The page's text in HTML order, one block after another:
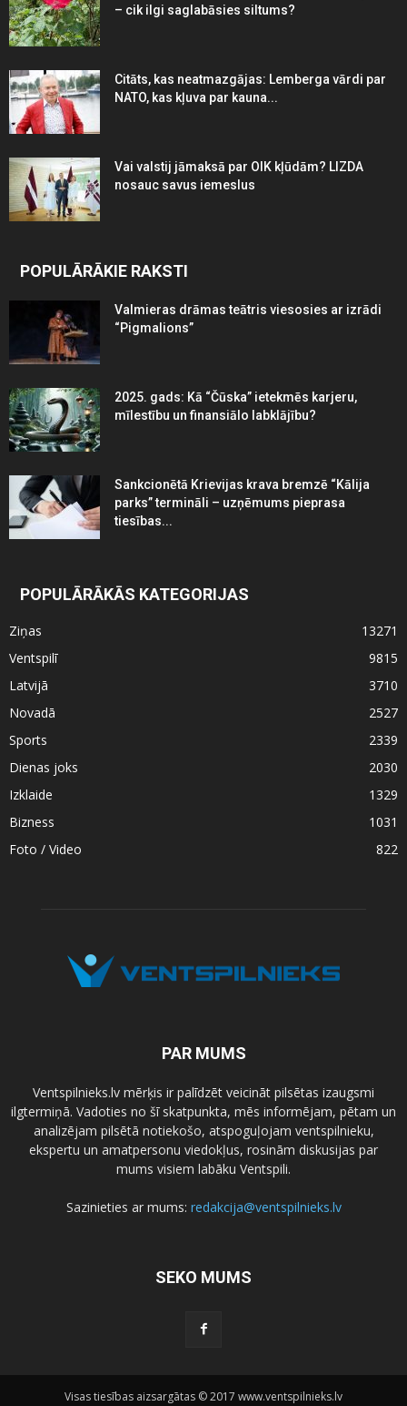
– cik ilgi saglabāsies siltums?
Citāts, kas neatmazgājas: Lemberga vārdi par
NATO, kas kļuva par kauna...
Vai valstij jāmaksā par OIK kļūdām? LIZDA
nosauc savus iemeslus
POPULĀRĀKIE RAKSTI
Valmieras drāmas teātris viesosies ar izrādi
“Pigmalions”
2025. gads: Kā “Čūska” ietekmēs karjeru,
mīlestību un finansiālo labklājību?
Sankcionētā Krievijas krava bremzē “Kālija
parks” termināli – uzņēmums pieprasa
tiesības...
POPULĀRĀKĀS KATEGORIJAS
Ziņas
13271
Ventspilī
9815
Latvijā
3710
Novadā
2527
Sports
2339
Dienas joks
2030
Izklaide
1329
Bizness
1031
Foto / Video
822
PAR MUMS
Ventspilnieks.lv mērķis ir palīdzēt veicināt pilsētas izaugsmi
ilgtermiņā. Vadoties no šī skatpunkta, mēs informējam, pētam un
analizējam pilsētā notiekošo, atspoguļojam ventspilnieku,
ekspertu un amatpersonu viedokļus, rosinām diskusijas par
mums visiem labāku Ventspili.
Sazinieties ar mums: redakcija@ventspilnieks.lv
SEKO MUMS
Visas tiesības aizsargātas © 2017 www.ventspilnieks.lv